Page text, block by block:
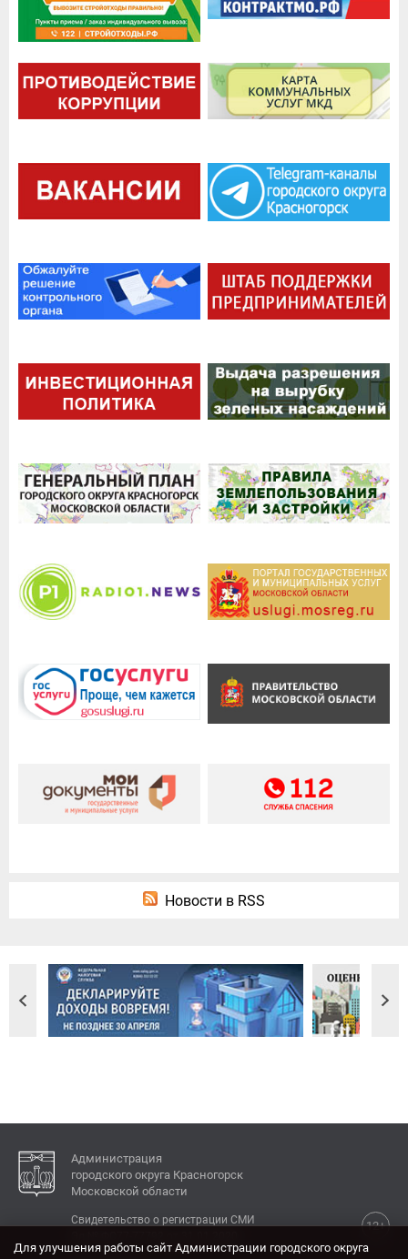
Новости в RSS
Администрация
городского округа Красногорск
Московской области
12+
Свидетельство о регистрации СМИ
Для улучшения работы сайт Администрации городского округа